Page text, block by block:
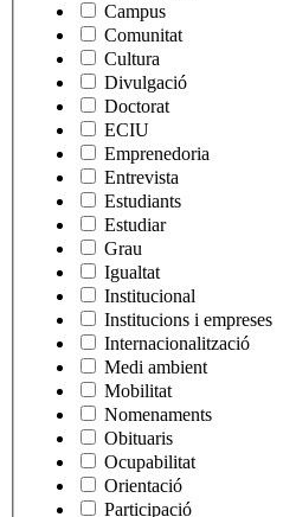
Campus
Comunitat
Cultura
Divulgació
Doctorat
ECIU
Emprenedoria
Entrevista
Estudiants
Estudiar
Grau
Igualtat
Institucional
Institucions i empreses
Internacionalització
Medi ambient
Mobilitat
Nomenaments
Obituaris
Ocupabilitat
Orientació
Participació